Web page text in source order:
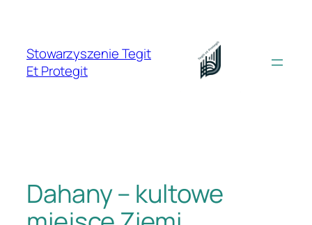
treściStowarzyszenie Tegit
Et Protegit
Dahany – kultowe